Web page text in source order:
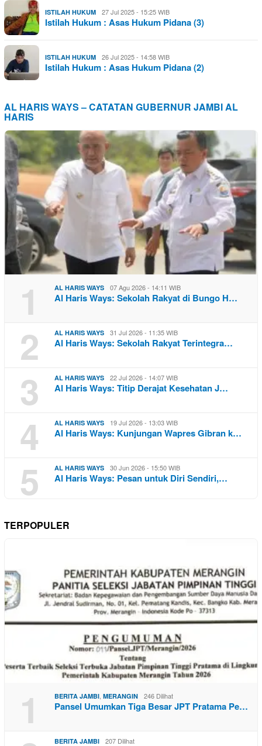
ISTILAH HUKUM 27 Jul 2025 - 15:25 WIB
Istilah Hukum : Asas Hukum Pidana (3)
ISTILAH HUKUM 26 Jul 2025 - 14:58 WIB
Istilah Hukum : Asas Hukum Pidana (2)
AL HARIS WAYS – CATATAN GUBERNUR JAMBI AL
HARIS
1 AL HARIS WAYS 07 Agu 2026 - 14:11 WIB
Al Haris Ways: Sekolah Rakyat di Bungo H…
2 AL HARIS WAYS 31 Jul 2026 - 11:35 WIB
Al Haris Ways: Sekolah Rakyat Terintegra…
3 AL HARIS WAYS 22 Jul 2026 - 14:07 WIB
Al Haris Ways: Titip Derajat Kesehatan J…
4 AL HARIS WAYS 19 Jul 2026 - 13:03 WIB
Al Haris Ways: Kunjungan Wapres Gibran k…
5 AL HARIS WAYS 30 Jun 2026 - 15:50 WIB
Al Haris Ways: Pesan untuk Diri Sendiri,…
TERPOPULER
1 BERITA JAMBI, MERANGIN 246 Dilihat
Pansel Umumkan Tiga Besar JPT Pratama Pe…
BERITA JAMBI 207 Dilihat